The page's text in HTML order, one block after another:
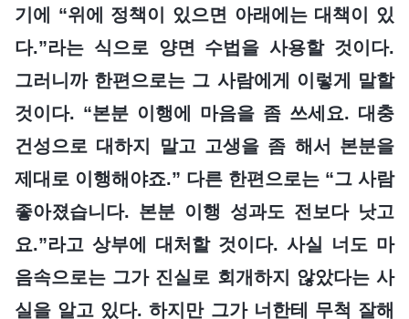
기에 “위에 정책이 있으면 아래에는 대책이 있
다.”라는 식으로 양면 수법을 사용할 것이다.
그러니까 한편으로는 그 사람에게 이렇게 말할
것이다. “본분 이행에 마음을 좀 쓰세요. 대충
건성으로 대하지 말고 고생을 좀 해서 본분을
제대로 이행해야죠.” 다른 한편으로는 “그 사람
좋아졌습니다. 본분 이행 성과도 전보다 낫고
요.”라고 상부에 대처할 것이다. 사실 너도 마
음속으로는 그가 진실로 회개하지 않았다는 사
실을 알고 있다. 하지만 그가 너한테 무척 잘해